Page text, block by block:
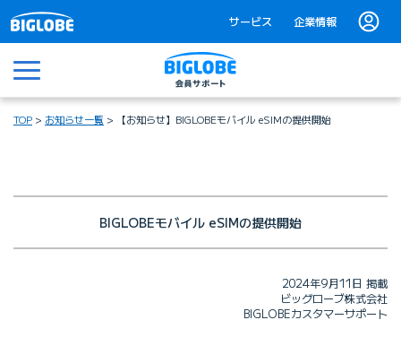
サービス 企業情報
メニュー
TOP お知らせ一覧 【お知らせ】BIGLOBEモバイル eSIMの提供開始
BIGLOBEモバイル eSIMの提供開始
2024年9月11日 掲載
ビッグローブ株式会社
BIGLOBEカスタマーサポート